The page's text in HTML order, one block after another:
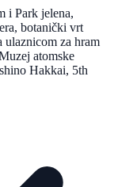
i Park jelena,
botanički vrt
za hram
atomske
Hakkai, 5th